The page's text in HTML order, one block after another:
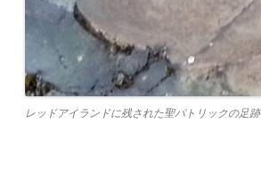
レッドアイランドに残された聖パトリックの足跡